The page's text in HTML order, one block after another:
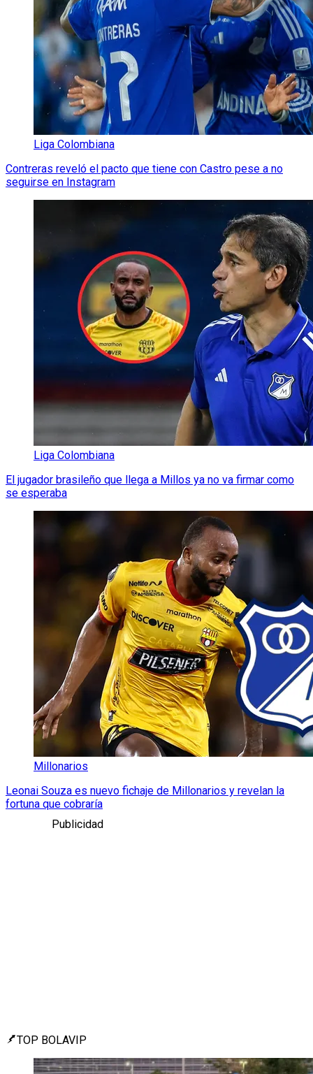
Liga Colombiana
Contreras reveló el pacto que tiene con Castro pese a no
seguirse en Instagram
Liga Colombiana
El jugador brasileño que llega a Millos ya no va firmar como
se esperaba
Millonarios
Leonai Souza es nuevo fichaje de Millonarios y revelan la
fortuna que cobraría
Publicidad
TOP BOLAVIP